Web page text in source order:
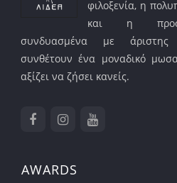
φιλοξενία, η
και η
συνδυασμένα με άριστης
συνθέτουν ένα μοναδικό
αξίζει να ζήσει κανείς.
AWARDS